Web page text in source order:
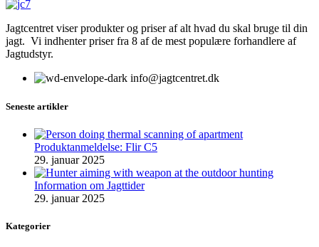
Jagtcentret viser produkter og priser af alt hvad du skal bruge til din
jagt. Vi indhenter priser fra 8 af de mest populære forhandlere af
Jagtudstyr.
info@jagtcentret.dk
Seneste artikler
Produktanmeldelse: Flir C5
29. januar 2025
Information om Jagttider
29. januar 2025
Kategorier